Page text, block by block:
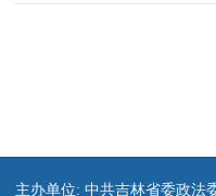
主办单位: 中共吉林省委政法